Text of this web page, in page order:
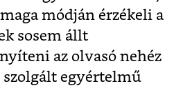
módján érzékeli a
sosem állt
az olvasó nehéz
szolgált egyértelmű